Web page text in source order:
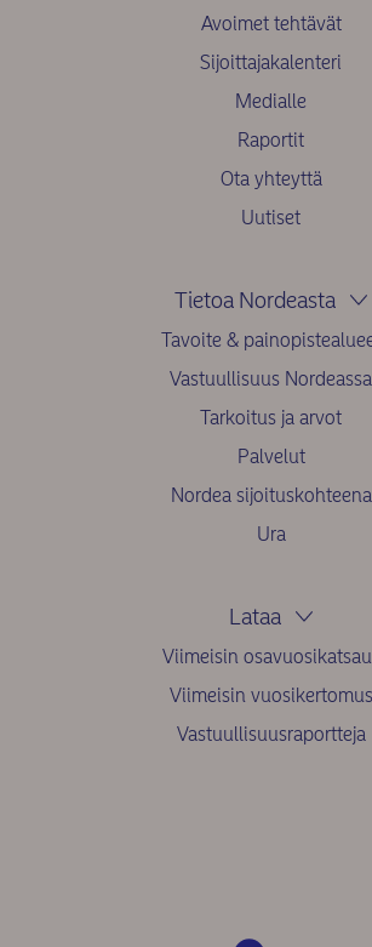
Avoimet tehtävät
Sijoittajakalenteri
Medialle
Raportit
Ota yhteyttä
Uutiset
Tietoa Nordeasta
Tavoite &
Vastuullisuus Nordeassa
Tarkoitus ja arvot
Palvelut
Nordea sijoituskohteena
Ura
Lataa
Viimeisin
Viimeisin vuosikertomus
Vastuullisuusraportteja